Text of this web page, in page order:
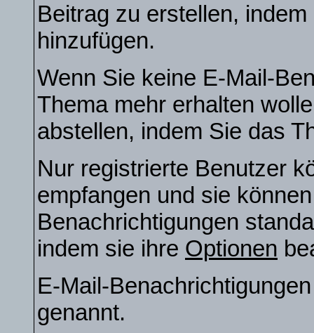
Beitrag zu erstellen,
hinzufügen.
Wenn Sie keine E-Mail-
Thema mehr erhalten
abstellen, indem Sie das
Nur registrierte Benutzer
empfangen und sie
Benachrichtigungen
indem sie ihre Optionen
E-Mail-
genannt.